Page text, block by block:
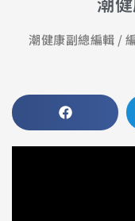
潮健康副總編輯 /